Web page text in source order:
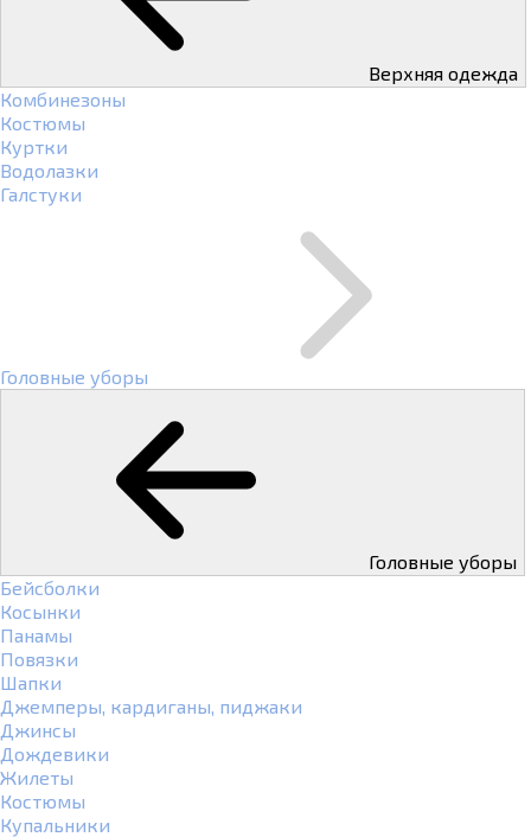
Верхняя одежда
Комбинезоны
Костюмы
Куртки
Водолазки
Галстуки
Головные уборы
Головные уборы
Бейсболки
Косынки
Панамы
Повязки
Шапки
Джемперы, кардиганы, пиджаки
Джинсы
Дождевики
Жилеты
Костюмы
Купальники